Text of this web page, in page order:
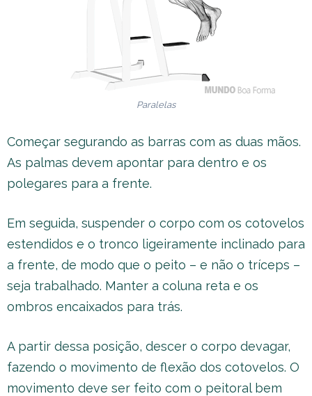
Paralelas
Começar segurando as barras com as duas mãos.
As palmas devem apontar para dentro e os
polegares para a frente.
Em seguida, suspender o corpo com os cotovelos
estendidos e o tronco ligeiramente inclinado para
a frente, de modo que o peito – e não o tríceps –
seja trabalhado. Manter a coluna reta e os
ombros encaixados para trás.
A partir dessa posição, descer o corpo devagar,
fazendo o movimento de flexão dos cotovelos. O
movimento deve ser feito com o peitoral bem